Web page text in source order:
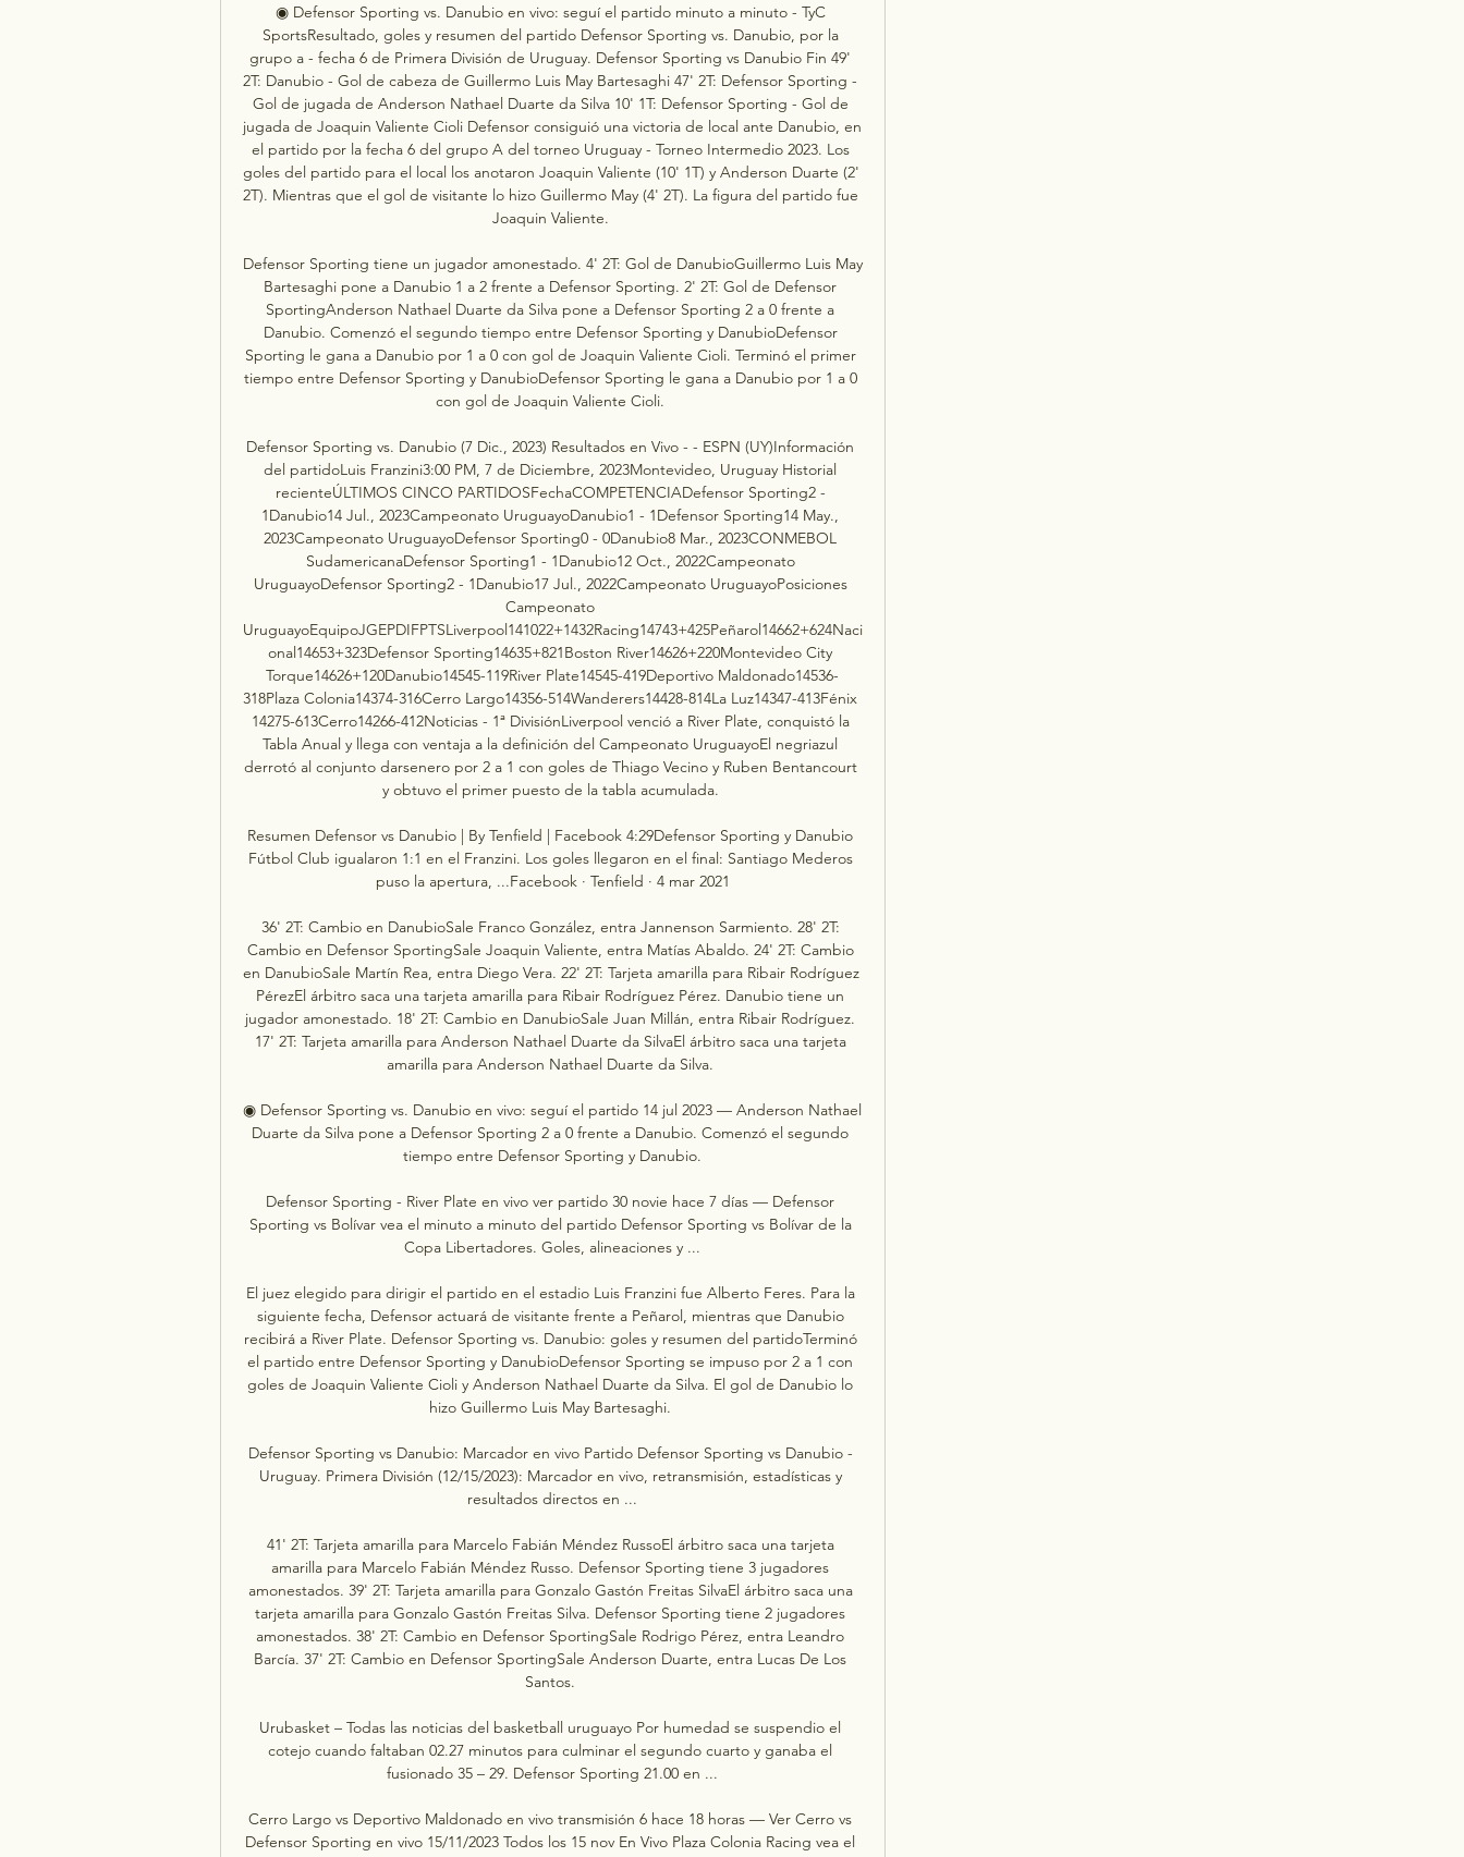
◉ Defensor Sporting vs. Danubio en vivo: seguí el partido minuto a minuto - TyC
SportsResultado, goles y resumen del partido Defensor Sporting vs. Danubio, por la
grupo a - fecha 6 de Primera División de Uruguay. Defensor Sporting vs Danubio Fin 49'
2T: Danubio - Gol de cabeza de Guillermo Luis May Bartesaghi 47' 2T: Defensor Sporting -
Gol de jugada de Anderson Nathael Duarte da Silva 10' 1T: Defensor Sporting - Gol de
jugada de Joaquin Valiente Cioli Defensor consiguió una victoria de local ante Danubio, en
el partido por la fecha 6 del grupo A del torneo Uruguay - Torneo Intermedio 2023. Los
goles del partido para el local los anotaron Joaquin Valiente (10' 1T) y Anderson Duarte (2'
2T). Mientras que el gol de visitante lo hizo Guillermo May (4' 2T). La figura del partido fue
Joaquin Valiente.
Defensor Sporting tiene un jugador amonestado. 4' 2T: Gol de DanubioGuillermo Luis May
Bartesaghi pone a Danubio 1 a 2 frente a Defensor Sporting. 2' 2T: Gol de Defensor
SportingAnderson Nathael Duarte da Silva pone a Defensor Sporting 2 a 0 frente a
Danubio. Comenzó el segundo tiempo entre Defensor Sporting y DanubioDefensor
Sporting le gana a Danubio por 1 a 0 con gol de Joaquin Valiente Cioli. Terminó el primer
tiempo entre Defensor Sporting y DanubioDefensor Sporting le gana a Danubio por 1 a 0
con gol de Joaquin Valiente Cioli.
Defensor Sporting vs. Danubio (7 Dic., 2023) Resultados en Vivo - - ESPN (UY)Información
del partidoLuis Franzini3:00 PM, 7 de Diciembre, 2023Montevideo, Uruguay Historial
recienteÚLTIMOS CINCO PARTIDOSFechaCOMPETENCIADefensor Sporting2 -
1Danubio14 Jul., 2023Campeonato UruguayoDanubio1 - 1Defensor Sporting14 May.,
2023Campeonato UruguayoDefensor Sporting0 - 0Danubio8 Mar., 2023CONMEBOL
SudamericanaDefensor Sporting1 - 1Danubio12 Oct., 2022Campeonato
UruguayoDefensor Sporting2 - 1Danubio17 Jul., 2022Campeonato UruguayoPosiciones
Campeonato
UruguayoEquipoJGEPDIFPTSLiverpool141022+1432Racing14743+425Peñarol14662+624Naci
onal14653+323Defensor Sporting14635+821Boston River14626+220Montevideo City
Torque14626+120Danubio14545-119River Plate14545-419Deportivo Maldonado14536-
318Plaza Colonia14374-316Cerro Largo14356-514Wanderers14428-814La Luz14347-413Fénix
14275-613Cerro14266-412Noticias - 1ª DivisiónLiverpool venció a River Plate, conquistó la
Tabla Anual y llega con ventaja a la definición del Campeonato UruguayoEl negriazul
derrotó al conjunto darsenero por 2 a 1 con goles de Thiago Vecino y Ruben Bentancourt
y obtuvo el primer puesto de la tabla acumulada.
Resumen Defensor vs Danubio | By Tenfield | Facebook 4:29Defensor Sporting y Danubio
Fútbol Club igualaron 1:1 en el Franzini. Los goles llegaron en el final: Santiago Mederos
puso la apertura, ...Facebook · Tenfield · 4 mar 2021
36' 2T: Cambio en DanubioSale Franco González, entra Jannenson Sarmiento. 28' 2T:
Cambio en Defensor SportingSale Joaquin Valiente, entra Matías Abaldo. 24' 2T: Cambio
en DanubioSale Martín Rea, entra Diego Vera. 22' 2T: Tarjeta amarilla para Ribair Rodríguez
PérezEl árbitro saca una tarjeta amarilla para Ribair Rodríguez Pérez. Danubio tiene un
jugador amonestado. 18' 2T: Cambio en DanubioSale Juan Millán, entra Ribair Rodríguez.
17' 2T: Tarjeta amarilla para Anderson Nathael Duarte da SilvaEl árbitro saca una tarjeta
amarilla para Anderson Nathael Duarte da Silva.
◉ Defensor Sporting vs. Danubio en vivo: seguí el partido 14 jul 2023 — Anderson Nathael
Duarte da Silva pone a Defensor Sporting 2 a 0 frente a Danubio. Comenzó el segundo
tiempo entre Defensor Sporting y Danubio.
Defensor Sporting - River Plate en vivo ver partido 30 novie hace 7 días — Defensor
Sporting vs Bolívar vea el minuto a minuto del partido Defensor Sporting vs Bolívar de la
Copa Libertadores. Goles, alineaciones y ...
El juez elegido para dirigir el partido en el estadio Luis Franzini fue Alberto Feres. Para la
siguiente fecha, Defensor actuará de visitante frente a Peñarol, mientras que Danubio
recibirá a River Plate. Defensor Sporting vs. Danubio: goles y resumen del partidoTerminó
el partido entre Defensor Sporting y DanubioDefensor Sporting se impuso por 2 a 1 con
goles de Joaquin Valiente Cioli y Anderson Nathael Duarte da Silva. El gol de Danubio lo
hizo Guillermo Luis May Bartesaghi.
Defensor Sporting vs Danubio: Marcador en vivo Partido Defensor Sporting vs Danubio -
Uruguay. Primera División (12/15/2023): Marcador en vivo, retransmisión, estadísticas y
resultados directos en ...
41' 2T: Tarjeta amarilla para Marcelo Fabián Méndez RussoEl árbitro saca una tarjeta
amarilla para Marcelo Fabián Méndez Russo. Defensor Sporting tiene 3 jugadores
amonestados. 39' 2T: Tarjeta amarilla para Gonzalo Gastón Freitas SilvaEl árbitro saca una
tarjeta amarilla para Gonzalo Gastón Freitas Silva. Defensor Sporting tiene 2 jugadores
amonestados. 38' 2T: Cambio en Defensor SportingSale Rodrigo Pérez, entra Leandro
Barcía. 37' 2T: Cambio en Defensor SportingSale Anderson Duarte, entra Lucas De Los
Santos.
Urubasket – Todas las noticias del basketball uruguayo Por humedad se suspendio el
cotejo cuando faltaban 02.27 minutos para culminar el segundo cuarto y ganaba el
fusionado 35 – 29. Defensor Sporting 21.00 en ...
Cerro Largo vs Deportivo Maldonado en vivo transmisión 6 hace 18 horas — Ver Cerro vs
Defensor Sporting en vivo 15/11/2023 Todos los 15 nov En Vivo Plaza Colonia Racing vea el